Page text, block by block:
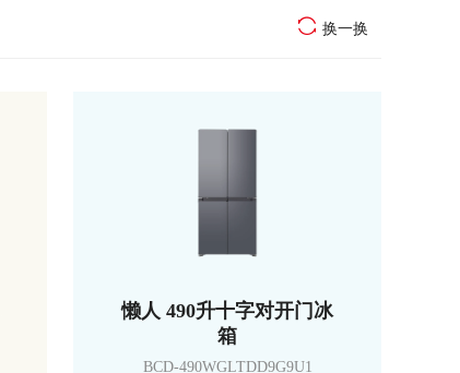
换一换
懒人 490升十字对开门冰
箱
BCD-490WGLTDD9G9U1